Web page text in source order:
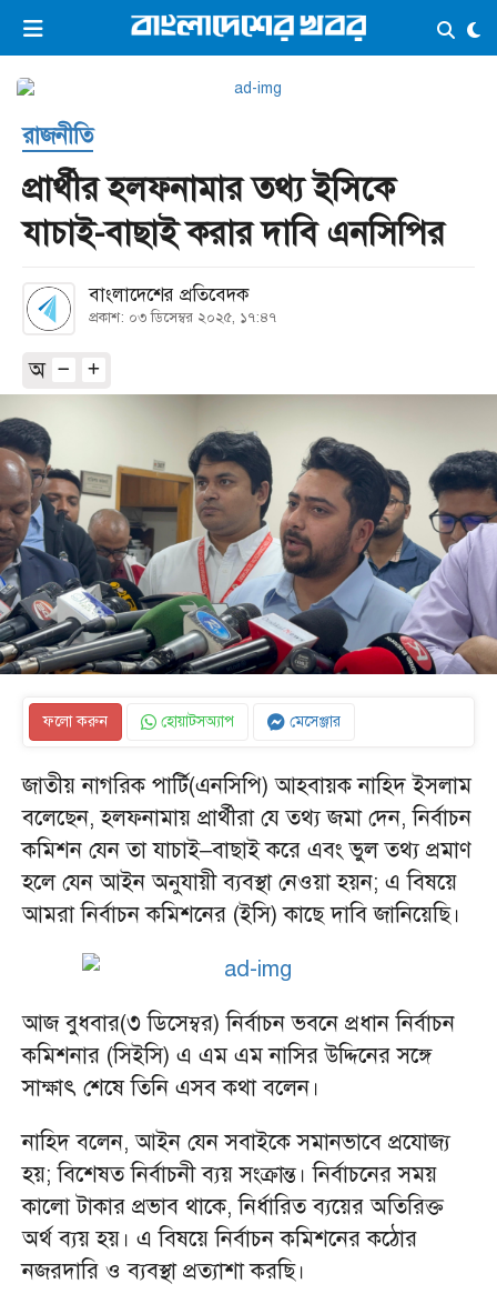
ভিডিও ই-পেপার লগইন ×
প্রচ্ছদ
সর্বশেষ
সব বিভাগ
আর্কাইভ
কনভার্টার
রাজনীতি
প্রার্থীর হলফনামার তথ্য ইসিকে
যাচাই-বাছাই করার দাবি এনসিপির
বাংলাদেশের প্রতিবেদক
প্রকাশ: ০৩ ডিসেম্বর ২০২৫, ১৭:৪৭
অ
ফলো করুন হোয়াটসঅ্যাপ মেসেঞ্জার
জাতীয় নাগরিক পার্টি(এনসিপি) আহবায়ক নাহিদ ইসলাম
বলেছেন, হলফনামায় প্রার্থীরা যে তথ্য জমা দেন, নির্বাচন
কমিশন যেন তা যাচাই–বাছাই করে এবং ভুল তথ্য প্রমাণ
হলে যেন আইন অনুযায়ী ব্যবস্থা নেওয়া হয়ন; এ বিষয়ে
আমরা নির্বাচন কমিশনের (ইসি) কাছে দাবি জানিয়েছি।
আজ বুধবার(৩ ডিসেম্বর) নির্বাচন ভবনে প্রধান নির্বাচন
কমিশনার (সিইসি) এ এম এম নাসির উদ্দিনের সঙ্গে
সাক্ষাৎ শেষে তিনি এসব কথা বলেন।
নাহিদ বলেন, আইন যেন সবাইকে সমানভাবে প্রযোজ্য
হয়; বিশেষত নির্বাচনী ব্যয় সংক্রান্ত। নির্বাচনের সময়
কালো টাকার প্রভাব থাকে, নির্ধারিত ব্যয়ের অতিরিক্ত
অর্থ ব্যয় হয়। এ বিষয়ে নির্বাচন কমিশনের কঠোর
নজরদারি ও ব্যবস্থা প্রত্যাশা করছি।